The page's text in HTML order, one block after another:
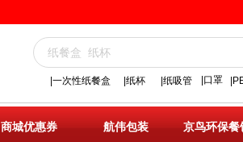
纸杯 |口罩
|纸吸管
|一次性纸餐盒
商城优惠券 航伟包装 京鸟环保餐